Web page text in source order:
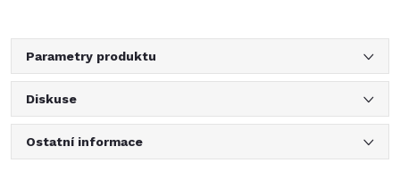
Parametry produktu
Diskuse
Ostatní informace